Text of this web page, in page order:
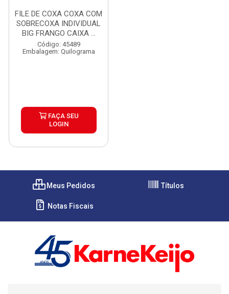
FILE DE COXA COXA COM
SOBRECOXA INDIVIDUAL
BIG FRANGO CAIXA ...
Código: 45489
Embalagem: Quilograma
FAÇA SEU
LOGIN
Meus Pedidos Títulos
Notas Fiscais